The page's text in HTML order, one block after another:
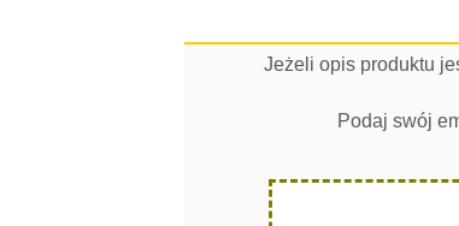
Jeżeli opis produktu
Podaj swój